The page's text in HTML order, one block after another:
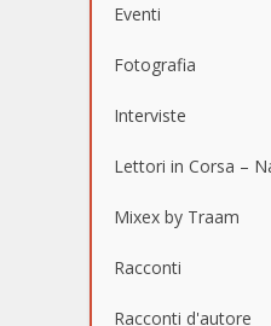
Eventi
Fotografia
Interviste
Lettori in Corsa –
Mixex by Traam
Racconti
Racconti d'autore